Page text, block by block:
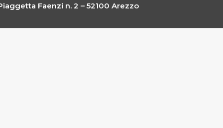
Faenzi n. 2 – 52100 Arezzo